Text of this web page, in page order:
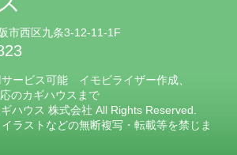
市西区九条3-12-11-1F
ービス可能 イモビライザー作成、
のカギハウスまで
ハウス 株式会社 All Rights Reserved.
イラストなどの無断複写・転載等を禁じま